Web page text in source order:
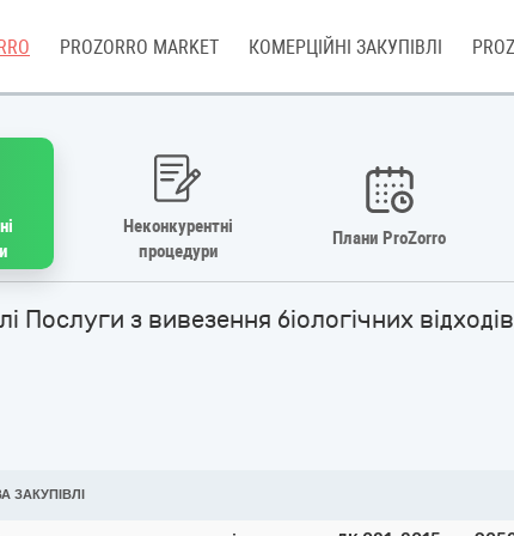
PROZORRO MARKET КОМЕРЦІЙНІ ЗАКУПІВЛІ
Неконкурентні
процедури
Плани ProZorro
Послуги з вивезення біологічних
ЗАКУПІВЛІ